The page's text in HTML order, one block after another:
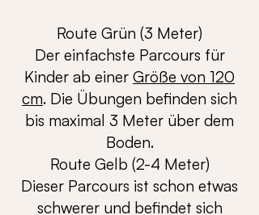
Route Grün (3 Meter)
Der einfachste Parcours für
Kinder ab einer Größe von 120
cm. Die Übungen befinden sich
bis maximal 3 Meter über dem
Boden.
Route Gelb (2-4 Meter)
Dieser Parcours ist schon etwas
schwerer und befindet sich